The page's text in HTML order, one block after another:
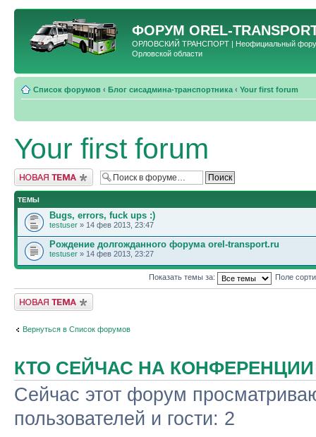
ФОРУМ OREL-
ОРЛОВСКИЙ ТРАНСПОРТ | Неофициальный форум
Орловской области
Список форумов ‹ Блог сисадмина-транспортника ‹ Your first forum
Your first forum
Новая тема
ТЕМЫ
Bugs, errors, fuck ups :)
testuser » 14 фев 2013, 23:47
Рождение долгожданного форума orel-transport.ru
testuser » 14 фев 2013, 23:27
Показать темы за: Поле
Новая тема
Вернуться в Список форумов
КТО СЕЙЧАС НА КОНФЕРЕНЦИИ
Сейчас этот форум
пользователей и гости: 2